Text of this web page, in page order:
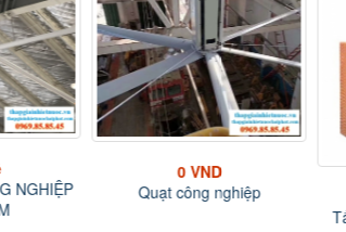
NGHIỆP
0 VND
Quạt công nghiệp